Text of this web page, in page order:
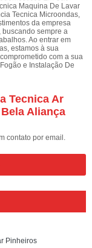
Maquina De Lavar
Tecnica Microondas,
da empresa
sempre a
Ao entrar em
estamos à sua
com a sua
e Instalação De
Tecnica Ar
Aliança
contato por email.
Pinheiros